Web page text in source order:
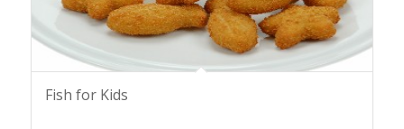
Fish for Kids